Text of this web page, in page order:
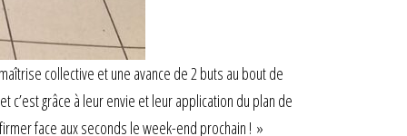
collective et une avance de 2 buts au bout de
grâce à leur envie et leur application du plan de
face aux seconds le week-end prochain ! »